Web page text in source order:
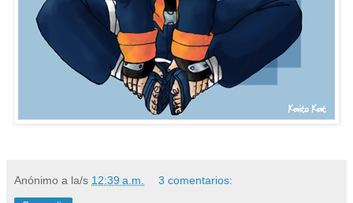
Anónimo a la/s 12:39 a.m. 3 comentarios: